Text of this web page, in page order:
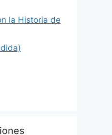
la Historia de